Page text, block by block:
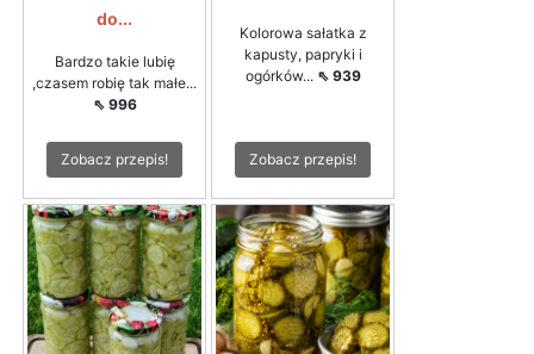
do...
Bardzo takie lubię
,czasem robię tak małe...
⇖ 996
Zobacz przepis!
Kolorowa sałatka z
kapusty, papryki i
ogórków... ⇖ 939
Zobacz przepis!